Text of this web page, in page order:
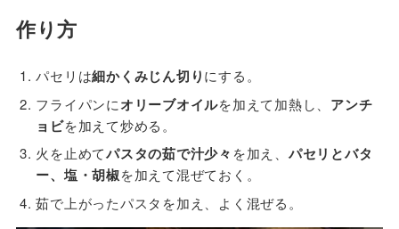
作り方
パセリは細かくみじん切りにする。
フライパンにオリーブオイルを加えて加熱し、 アンチ
ョビを加えて炒める。
火を止めてパスタの茹で汁少々 を加え、 パセリとバタ
ー、塩・胡椒を加えて混ぜておく。
茹で上がったパスタを加え、よく混ぜる。